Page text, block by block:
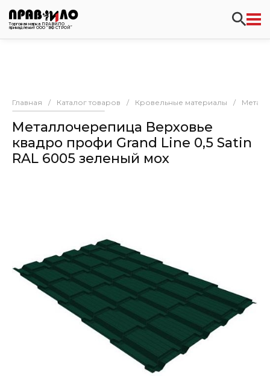
Торговая марка ПРАВИЛО
принадлежит ООО “ВФ СТРОЙ”
Главная / Каталог товаров / Кровельные материалы /
Металлочерепица Верховье
квадро профи Grand Line 0,5 Satin
RAL 6005 зеленый мох